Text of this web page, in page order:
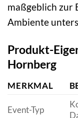
maßgeblich zur
Ambiente
Produkt-
Hornberg
MERKMAL
Event-Typ